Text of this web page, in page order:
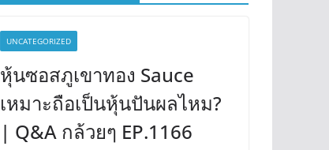
UNCATEGORIZED
หุ้นซอสภูเขาทอง Sauce
เหมาะถือเป็นหุ้นปันผลไหม?
| Q&A กล้วยๆ EP.1166